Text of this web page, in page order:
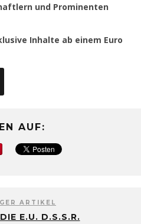
und Prominenten
Inhalte ab einem Euro
AUF:
ARTIKEL
E.U. D.S.S.R.